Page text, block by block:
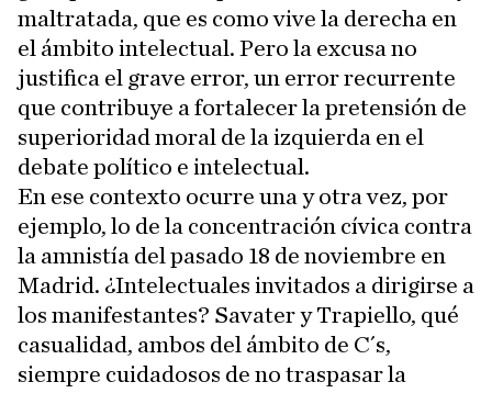
maltratada, que es como vive la derecha en
el ámbito intelectual. Pero la excusa no
justifica el grave error, un error recurrente
que contribuye a fortalecer la pretensión de
superioridad moral de la izquierda en el
debate político e intelectual.
En ese contexto ocurre una y otra vez, por
ejemplo, lo de la concentración cívica contra
la amnistía del pasado 18 de noviembre en
Madrid. ¿Intelectuales invitados a dirigirse a
los manifestantes? Savater y Trapiello, qué
casualidad, ambos del ámbito de C´s,
siempre cuidadosos de no traspasar la